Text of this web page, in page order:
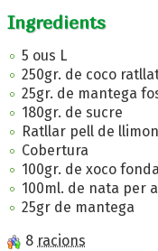
Ingredients
5 ous L
250gr. de coco
25gr. de mantega
180gr. de sucre
Ratllar pell de
Cobertura
100gr. de xoco
100ml. de nata per
25gr de mantega
8 racions